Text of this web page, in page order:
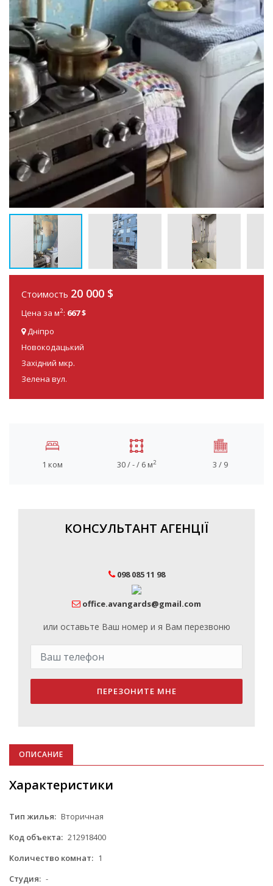
Стоимость 20 000 $
Цена за м2: 667 $
Дніпро
Новокодацький
Західний мкр.
Зелена вул.
1 ком 30 / - / 6 м2 3 / 9
КОНСУЛЬТАНТ АГЕНЦІЇ
098 085 11 98
office.avangards@gmail.com
или оставьте Ваш номер и я Вам перезвоню
ПЕРЕЗОНИТЕ МНЕ
ОПИСАНИЕ
Характеристики
Тип жилья: Вторичная
Код объекта: 212918400
Количество комнат: 1
Студия: -